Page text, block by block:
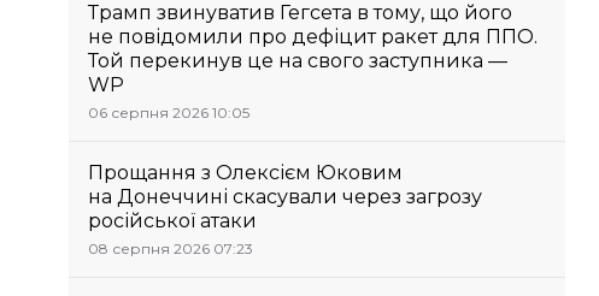
Трамп звинуватив Гегсета в тому, що його
не повідомили про дефіцит ракет для ППО.
Той перекинув це на свого заступника —
WP
06 серпня 2026 10:05
Прощання з Олексієм Юковим
на Донеччині скасували через загрозу
російської атаки
08 серпня 2026 07:23